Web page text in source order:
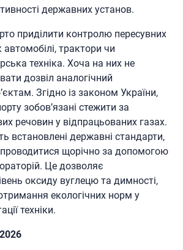
державних установ.
приділити контролю пересувних
трактори чи
техніка. Хоча на них не
дозвіл аналогічний
Згідно із законом України,
зобов’язані стежити за
речовин у відпрацьованих газах.
встановлені державні стандарти,
щорічно за допомогою
Це дозволяє
оксиду вуглецю та димності,
екологічних норм у
техніки.